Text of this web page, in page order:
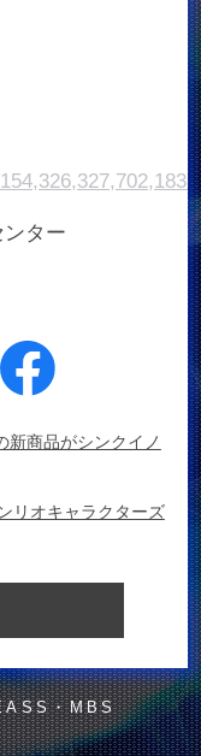
ター
新商品がシンクイノ
リオキャラクターズ
・MBS